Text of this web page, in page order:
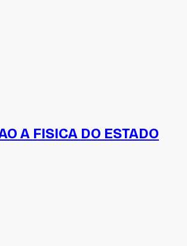
A FISICA DO ESTADO